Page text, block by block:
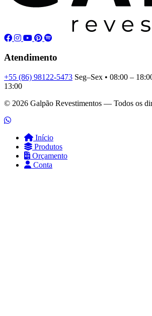
Atendimento
+55 (86) 98122-5473 Seg–Sex • 08:00 –
13:00
© 2026 Galpão Revestimentos — Todos os
Início
Produtos
Orçamento
Conta